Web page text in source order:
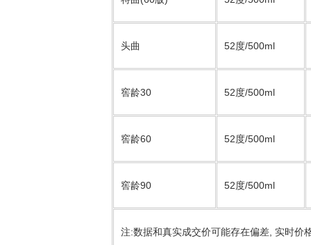
头曲 52度/500ml
窖龄30 52度/500ml
窖龄60 52度/500ml
窖龄90 52度/500ml
注:数据和真实成交价可能存在偏差, 实时价